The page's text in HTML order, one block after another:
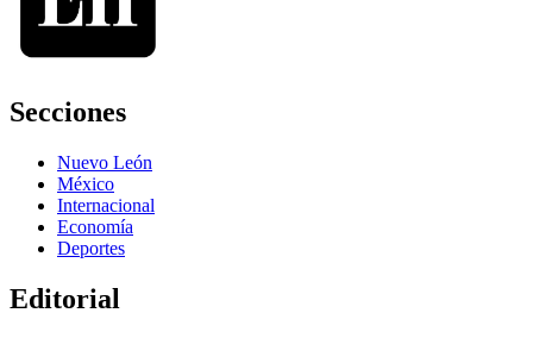
Secciones
Nuevo León
México
Internacional
Economía
Deportes
Editorial